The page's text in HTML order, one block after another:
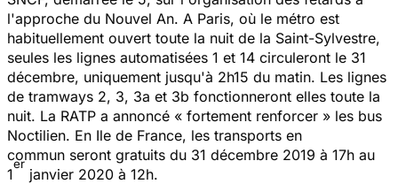
l'approche du Nouvel An. A Paris, où le métro est
habituellement ouvert toute la nuit de la Saint-Sylvestre,
seules les lignes automatisées 1 et 14 circuleront le 31
décembre, uniquement jusqu'à 2h15 du matin. Les lignes
de tramways 2, 3, 3a et 3b fonctionneront elles toute la
nuit. La RATP a annoncé « fortement renforcer » les bus
Noctilien. En Ile de France, les transports en
commun seront gratuits du 31 décembre 2019 à 17h au
1
er
janvier 2020 à 12h.